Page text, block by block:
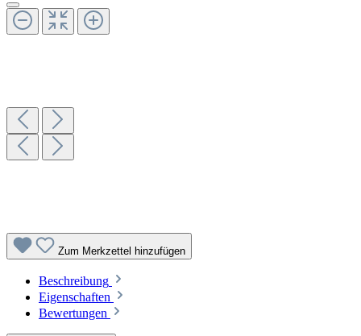
Zum Merkzettel hinzufügen
Beschreibung
Eigenschaften
Bewertungen